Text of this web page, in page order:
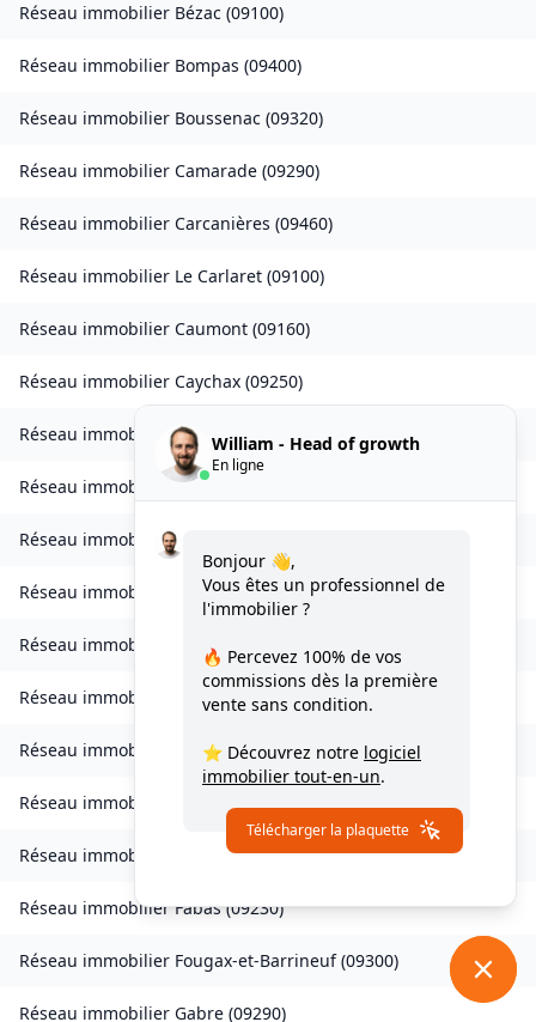
Réseau immobilier Bézac (09100)
Réseau immobilier Bompas (09400)
Réseau immobilier Boussenac (09320)
Réseau immobilier Camarade (09290)
Réseau immobilier Carcanières (09460)
Réseau immobilier Le Carlaret (09100)
Réseau immobilier Caumont (09160)
Réseau immobilier Caychax (09250)
Réseau immobilierCazenave-Serres-et-Allens 09400
Réseau immobilier Celles
Réseau immobilierChâteau-Verdun
Réseau immobilier Clermont(09420
Réseau immobilier Coussa
Réseau immobilier Daumazan-sur-Arize(09350
Réseau immobilier Esplas (09700)
Réseau immobilier Esplas-de-Sérou(09420)
Réseau immobilier Eycheil(09200)
Réseau immobilierFabas(09230)
Réseau immobilier Fougax-et-Barrineuf(09300)
Réseau immobilier Gabre (09290)
William - Head of growth
En ligne
Bonjour 👋,
Vous êtes un professionnel de
l'immobilier ?
🔥 Percevez 100% de vos
commissions dès la première
vente sans condition.
⭐ Découvrez notre logiciel
immobilier tout-en-un.
Télécharger la plaquette